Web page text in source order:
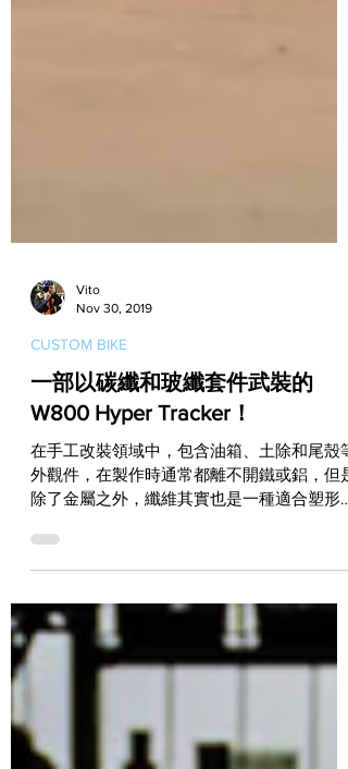
Nov 30, 2019
CUSTOM BIKE
一部以碳纖和玻纖套件武裝的
W800 Hyper Tracker！
在手工改裝領域中，包含油箱、土除和尾殼等
外觀件，在製作時通常都離不開鐵或鋁，但是
除了金屬之外，纖維其實也是一種適合塑形的
就連強度更好的碳纖也越來越普遍。本篇要為
大家介紹的這部作品，就是一部在外觀...